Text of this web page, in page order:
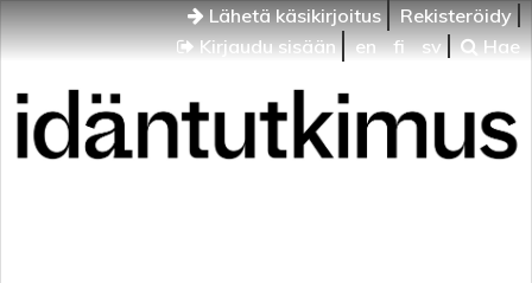
Lähetä käsikirjoitus
Rekisteröidy
Kirjaudu sisään
en fi sv Hae